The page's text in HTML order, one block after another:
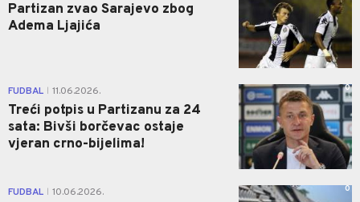
Partizan zvao Sarajevo zbog
Adema Ljajića
FUDBAL 11.06.2026.
Treći potpis u Partizanu za 24
sata: Bivši borčevac ostaje
vjeran crno-bijelima!
0
FUDBAL 10.06.2026. 0